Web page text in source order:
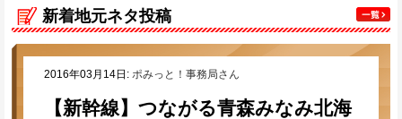
新着地元ネタ投稿
2016年03月14日:ポみっと！事務局さん
【新幹線】つながる青森みなみ北海